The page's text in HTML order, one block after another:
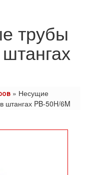
трубы
» Несущие
штангах PB-50H/6M